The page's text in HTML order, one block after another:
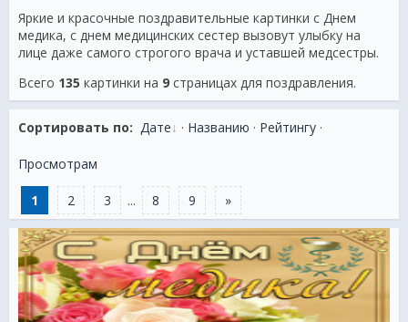
Яркие и красочные поздравительные картинки с Днем
медика, с днем медицинских сестер вызовут улыбку на
лице даже самого строгого врача и уставшей медсестры.
Всего 135 картинки на 9 страницах для поздравления.
Сортировать по: Дате · Названию · Рейтингу ·
Просмотрам
1 2 3 ... 8 9 »